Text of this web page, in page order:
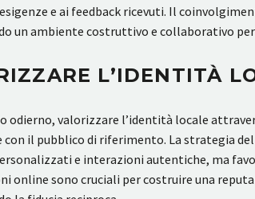
e ai feedback ricevuti. Il
un ambiente costruttivo e collaborativo
L’IDENTITÀ
odierno, valorizzare l’identità locale
con il pubblico di riferimento. La strategia
e interazioni autentiche, ma
online sono cruciali per costruire una